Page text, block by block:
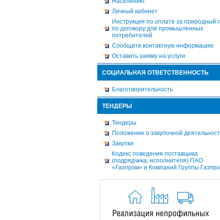
Личный кабинет
Инструкция по оплате за природный
по договору для промышленных
потребителей
Сообщите контактную информацию
Оставить заявку на услуги
СОЦИАЛЬНАЯ ОТВЕТСТВЕННОСТЬ
Благотворительность
ТЕНДЕРЫ
Тендеры
Положение о закупочной
Закупки
Кодекс поведения поставщика
(подрядчика, исполнителя) ПАО
«Газпром» и Компаний Группы